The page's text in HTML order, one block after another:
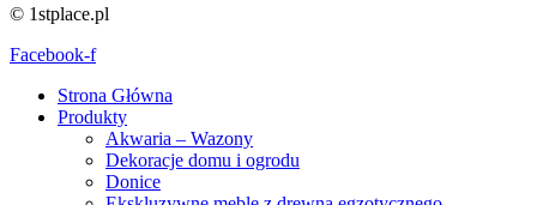
© 1stplace.pl
Facebook-f
Strona Główna
Produkty
Akwaria – Wazony
Dekoracje domu i ogrodu
Donice